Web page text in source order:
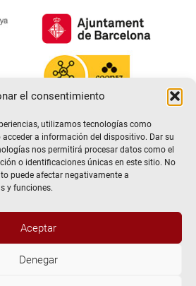
el consentimiento
utilizamos tecnologías como
a información del dispositivo. Dar su
nos permitirá procesar datos como el
o identificaciones únicas en este sitio. No
puede afectar negativamente a
y funciones.
Aceptar
Denegar